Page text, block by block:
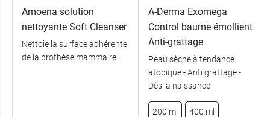
Amoena solution
nettoyante Soft Cleanser
Nettoie la surface adhérente
de la prothèse mammaire
A-Derma Exomega
Control baume émollient
Anti-grattage
Peau sèche à tendance
atopique - Anti grattage -
Dès la naissance
200 ml 400 ml